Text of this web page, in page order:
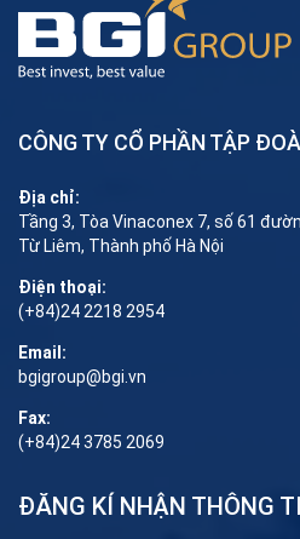
CÔNG TY CỔ PHẦN TẬP
Địa chỉ:
Tầng 3, Tòa Vinaconex 7, số 61
Từ Liêm, Thành phố Hà Nội
Điện thoại:
(+84)24 2218 2954
Email:
bgigroup@bgi.vn
Fax:
(+84)24 3785 2069
ĐĂNG KÍ NHẬN THÔNG